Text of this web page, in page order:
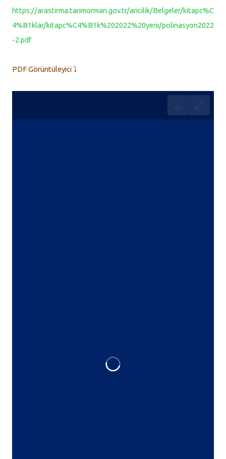
https://arastirma.tarimorman.gov.tr/aricilik/Belgeler/kitapc%C
4%B1klar/kitapc%C4%B1k%202022%20yeni/polinasyon2022
-2.pdf
PDF Görüntüleyici ⤵️